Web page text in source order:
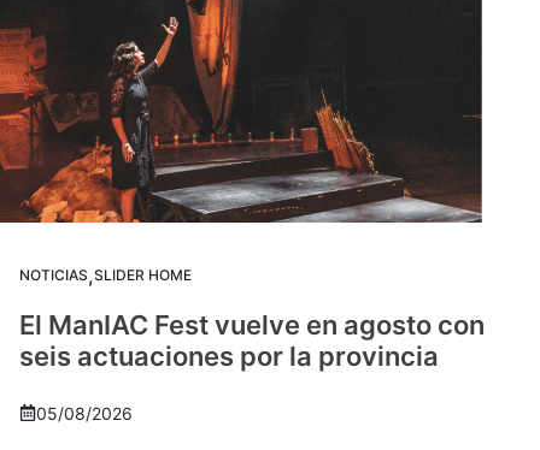
NOTICIAS,SLIDER HOME
El ManIAC Fest vuelve en agosto con
seis actuaciones por la provincia
05/08/2026